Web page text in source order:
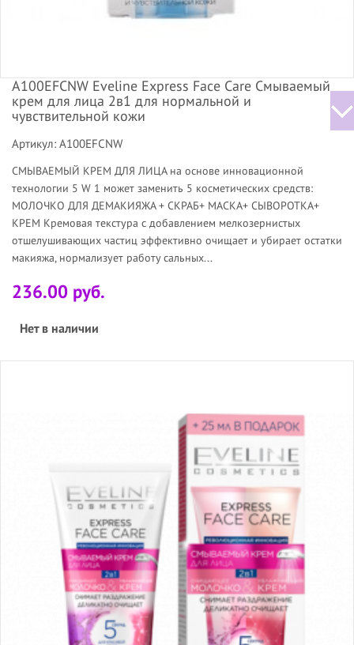
A100EFCNW Eveline Express Face Care Смываемый
крем для лица 2в1 для нормальной и
чувствительной кожи
Артикул: A100EFCNW
СМЫВАЕМЫЙ КРЕМ ДЛЯ ЛИЦА на основе инновационной
технологии 5 W 1 может заменить 5 косметических средств:
МОЛОЧКО ДЛЯ ДЕМАКИЯЖА + СКРАБ+ МАСКА+ СЫВОРОТКА+
КРЕМ Кремовая текстура с добавлением мелкозернистых
отшелушивающих частиц эффективно очищает и убирает остатки
макияжа, нормализует работу сальных...
236.00 руб.
Нет в наличии